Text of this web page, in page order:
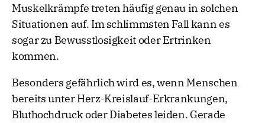
Muskelkrämpfe treten häufig genau in solchen
Situationen auf. Im schlimmsten Fall kann es
sogar zu Bewusstlosigkeit oder Ertrinken
kommen.
Besonders gefährlich wird es, wenn Menschen
bereits unter Herz-Kreislauf-Erkrankungen,
Bluthochdruck oder Diabetes leiden. Gerade